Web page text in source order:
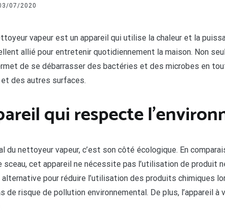
07/2020
vapeur est un appareil qui utilise la chaleur et la
allié pour entretenir quotidiennement la maison. Non
de se débarrasser des bactéries et des microbes en
des autres surfaces.
qui respecte
du nettoyeur vapeur, c’est son côté écologique. En
sceau, cet appareil ne nécessite pas l’utilisation de produit
pour réduire l’utilisation des produits chimiques
de risque de pollution environnemental. De plus, l’appareil à